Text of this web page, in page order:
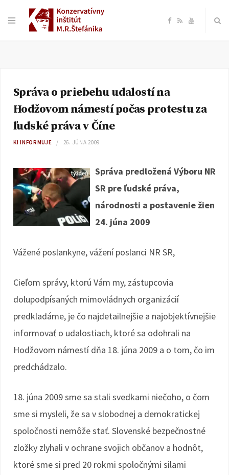
F
o
R Y
e
Správa o priebehu udalostí na
Hodžovom námestí počas protestu za
ľudské práva v Číne
KI INFORMUJE 26. JÚNA 2009
Správa predložená Výboru NR
SR pre ľudské práva,
národnosti a postavenie žien
24. júna 2009
Vážené poslankyne, vážení poslanci NR SR,
Cieľom správy, ktorú Vám my, zástupcovia
dolupodpísaných mimovládnych organizácií
predkladáme, je čo najdetailnejšie a najobjektívnejšie
informovať o udalostiach, ktoré sa odohrali na
Hodžovom námestí dňa 18. júna 2009 a o tom, čo im
predchádzalo.
18. júna 2009 sme sa stali svedkami niečoho, o čom
sme si mysleli, že sa v slobodnej a demokratickej
spoločnosti nemôže stať. Slovenské bezpečnostné
zložky zlyhali v ochrane svojich občanov a hodnôt,
ktoré sme si pred 20 rokmi spoločnými silami